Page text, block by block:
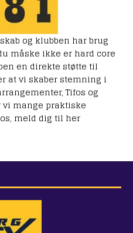
og klubben har brug
måske ikke er hard core
en direkte støtte til
at vi skaber stemning i
Tifos og
vi mange praktiske
meld dig til her